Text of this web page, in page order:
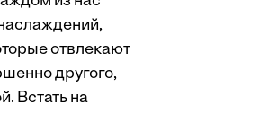
отвлекают
другого,
Встать на